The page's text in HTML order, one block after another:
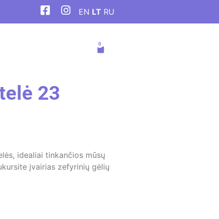
EN LT RU
23
idealiai tinkančios mūsų
įvairias zefyrinių gėlių